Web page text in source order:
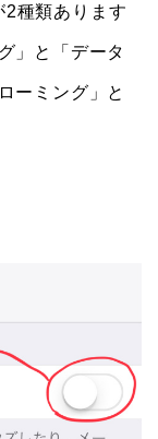
種類あります
」と「データ
ーミング」と